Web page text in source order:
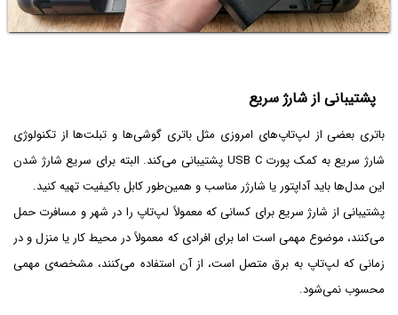
پشتیبانی از شارژ سریع
باتری بعضی از لپ‌تاپ‌های امروزی مثل باتری گوشی‌ها و تبلت‌ها از تکنولوژی
شارژ سریع به کمک پورت USB C پشتیبانی می‌کند. البته برای سریع شارژ شدن
این مدل‌ها باید آداپتور یا شارژر مناسب و همین‌طور کابل باکیفیت تهیه کنید.
پشتیبانی از شارژ سریع برای کسانی که معمولاً لپ‌تاپ را در شهر و مسافرت حمل
می‌کنند، موضوع مهمی است اما برای افرادی که معمولاً در محیط کار یا منزل و در
زمانی که لپ‌تاپ به برق متصل است، از آن استفاده می‌کنند، مشخصه‌ی مهمی
محسوب نمی‌شود.